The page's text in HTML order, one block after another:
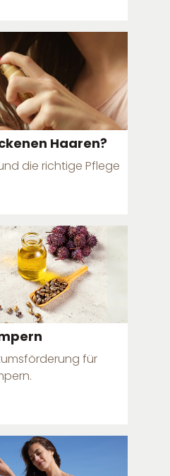
Haaren?
die richtige Pflege
für